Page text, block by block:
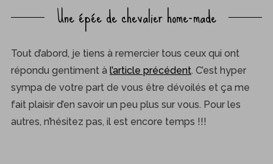
Une épée de chevalier home-made
Tout d’abord, je tiens à remercier tous ceux qui ont
répondu gentiment à l’article précédent. C’est hyper
sympa de votre part de vous être dévoilés et ça me
fait plaisir d’en savoir un peu plus sur vous. Pour les
autres, n’hésitez pas, il est encore temps !!!